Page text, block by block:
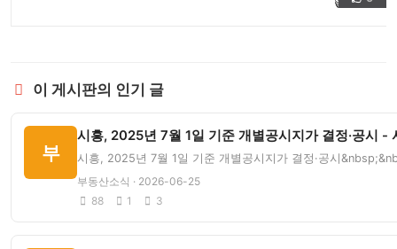
이 게시판의 인기 글
부
시흥, 2025년 7월 1일 기준 개별공시지가 결정·공시 -
시흥, 2025년 7월 1일 기준 개별공시지가 결정·공시
부동산소식 · 2026-06-25
88
1 3